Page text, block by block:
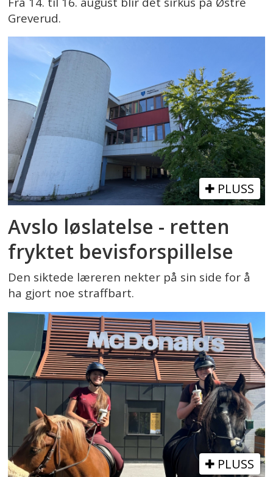
Greverud.
PLUSS
Avslo løslatelse - retten
fryktet bevisforspillelse
Den siktede læreren nekter på sin side for å
ha gjort noe straffbart.
PLUSS